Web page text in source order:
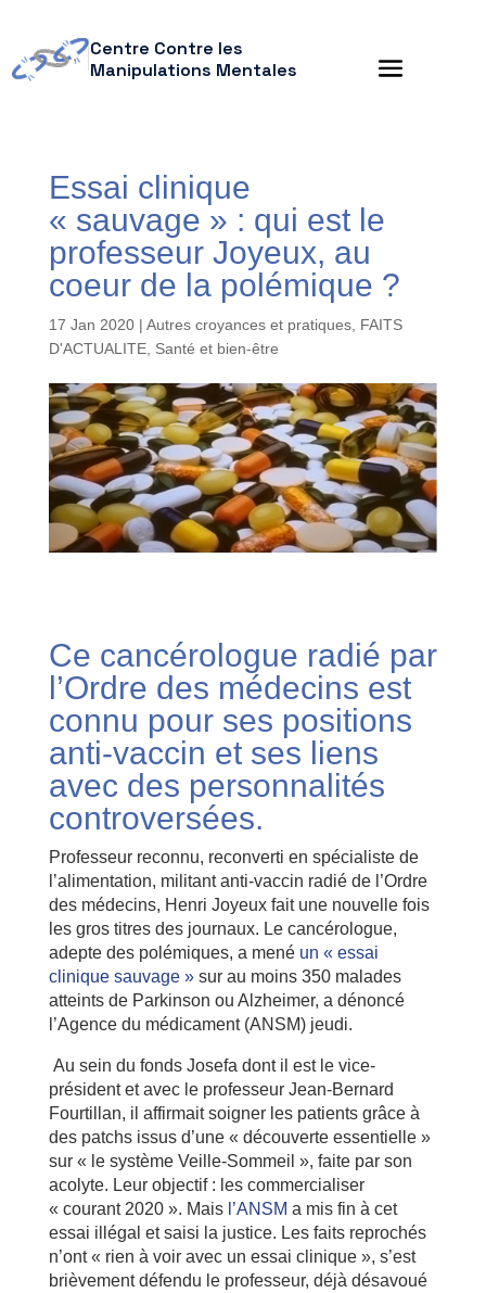
Centre Contre les
Manipulations Mentales
Essai clinique
« sauvage » : qui est le
professeur Joyeux, au
coeur de la polémique ?
17 Jan 2020| Autres croyances et pratiques, FAITS
D'ACTUALITE, Santé et bien-être
Ce cancérologue radié par
l’Ordre des médecins est
connu pour ses positions
anti-vaccin et ses liens
avec des personnalités
controversées.
Professeur reconnu, reconverti en spécialiste de
l’alimentation, militant anti-vaccin radié de l’Ordre
des médecins, Henri Joyeux fait une nouvelle fois
les gros titres des journaux. Le cancérologue,
adepte des polémiques, a menéun « essai
clinique sauvage »sur au moins 350 malades
atteints de Parkinson ou Alzheimer, a dénoncé
l’Agence du médicament (ANSM) jeudi.
Au sein du fonds Josefa dont il est le vice-
président et avec le professeur Jean-Bernard
Fourtillan, il affirmait soigner les patients grâce à
des patchs issus d’une « découverte essentielle »
sur « le système Veille-Sommeil », faite par son
acolyte. Leur objectif : les commercialiser
« courant 2020 ». Mais l’ANSM a mis fin à cet
essai illégal et saisi la justice. Les faits reprochés
n’ont « rien à voir avec un essai clinique », s’est
brièvement défendu le professeur, déjà désavoué